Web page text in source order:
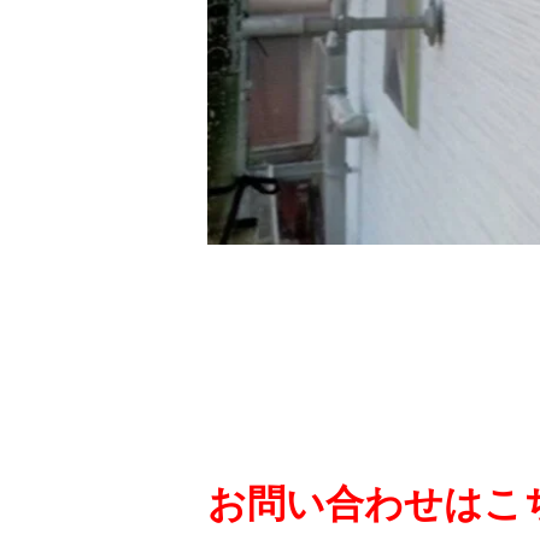
お問い合わせはこ